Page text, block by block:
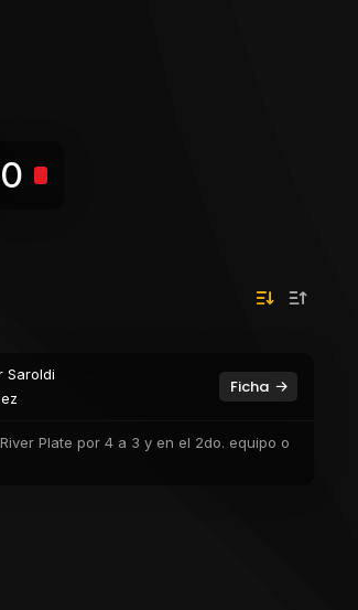
0
Saroldi
Ficha
Plate por 4 a 3 y en el 2do. equipo o